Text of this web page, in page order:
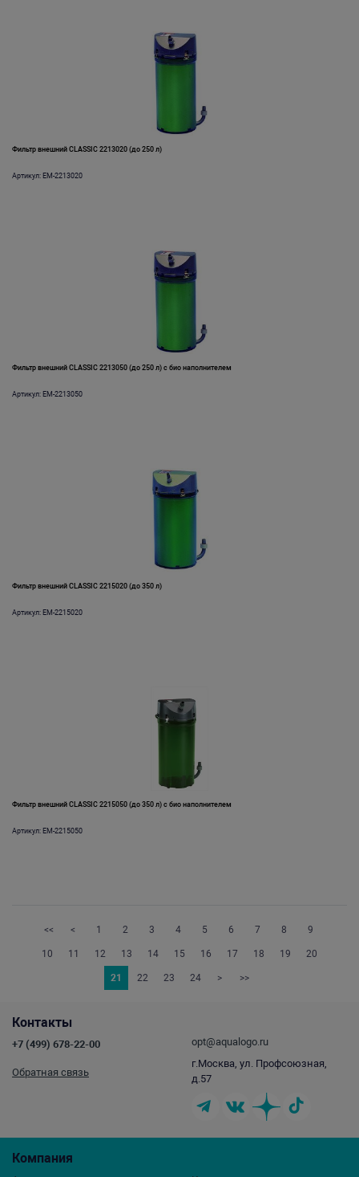
Фильтр внешний CLASSIC 2213020 (до 250 л)
Артикул: EM-2213020
Фильтр внешний CLASSIC 2213050 (до 250 л) с био наполнителем
Артикул: EM-2213050
Фильтр внешний CLASSIC 2215020 (до 350 л)
Артикул: EM-2215020
Фильтр внешний CLASSIC 2215050 (до 350 л) с био наполнителем
Артикул: EM-2215050
<< < 1 2 3 4 5 6 7 8 9
10 11 12 13 14 15 16 17 18 19 20
21 22 23 24 > >>
Компания
Контакты
+7 (499) 678-22-00
Обратная связь
opt@aqualogo.ru
г.Москва, ул. Профсоюзная,
д.57